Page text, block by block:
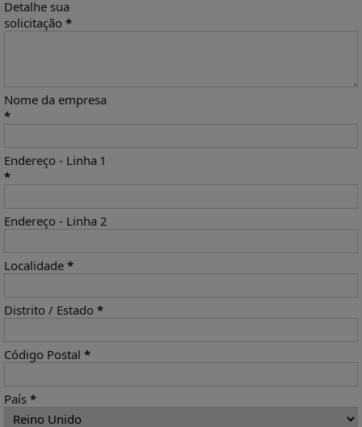
Detalhe sua
solicitação *
Nome da empresa
*
Endereço - Linha 1
*
Endereço - Linha 2
Localidade *
Distrito / Estado *
Código Postal *
País *